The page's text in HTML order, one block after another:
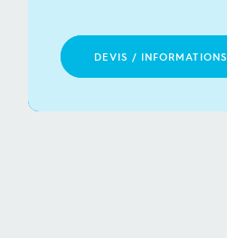
DEVIS / INFORMATIONS